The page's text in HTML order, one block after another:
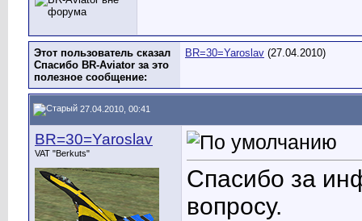
Этот пользователь сказал
Спасибо BR-Aviator за это
полезное сообщение:
BR=30=Yaroslav (27.04.2010)
27.04.2010, 00:41
BR=30=Yaroslav
VAT "Berkuts"
Спасибо за
вопросу.